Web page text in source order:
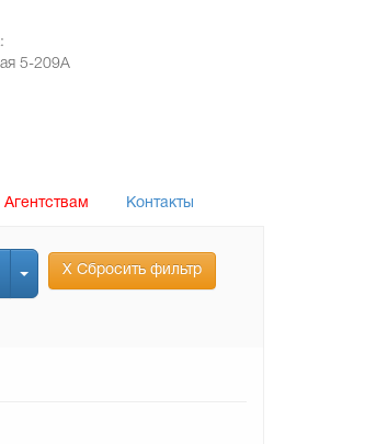
5-209А
Агентствам Контакты
Х Сбросить фильтр